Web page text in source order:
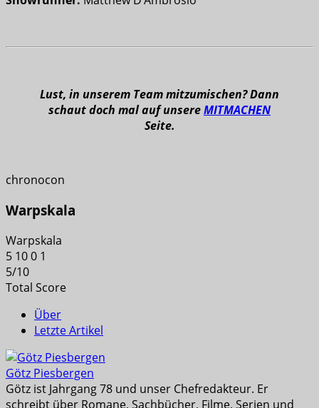
Lust, in unserem Team mitzumischen? Dann
schaut doch mal auf unsereMITMACHEN
Seite.
chronocon
Warpskala
Warpskala
5 100 1
5/10
Total Score
Über
Letzte Artikel
Götz Piesbergen
Götz ist Jahrgang 78 und unser Chefredakteur. Er
schreibt über Romane, Sachbücher, Filme, Serien und